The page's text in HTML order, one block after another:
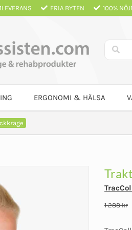
FRIA BYTEN 100%
ERGONOMI & HÄLSA
1 288kr